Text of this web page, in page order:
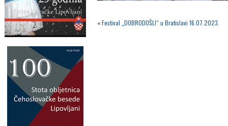
«Festival „DOBRODOŠLI“ u Bratislavi 16.07.2023.